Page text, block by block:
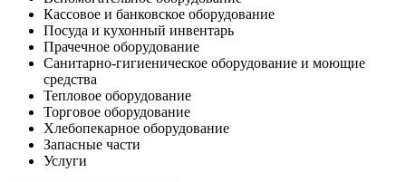
Кассовое и банковское оборудование
Посуда и кухонный инвентарь
Прачечное оборудование
Санитарно-гигиеническое оборудование и моющие
средства
Тепловое оборудование
Торговое оборудование
Хлебопекарное оборудование
Запасные части
Услуги